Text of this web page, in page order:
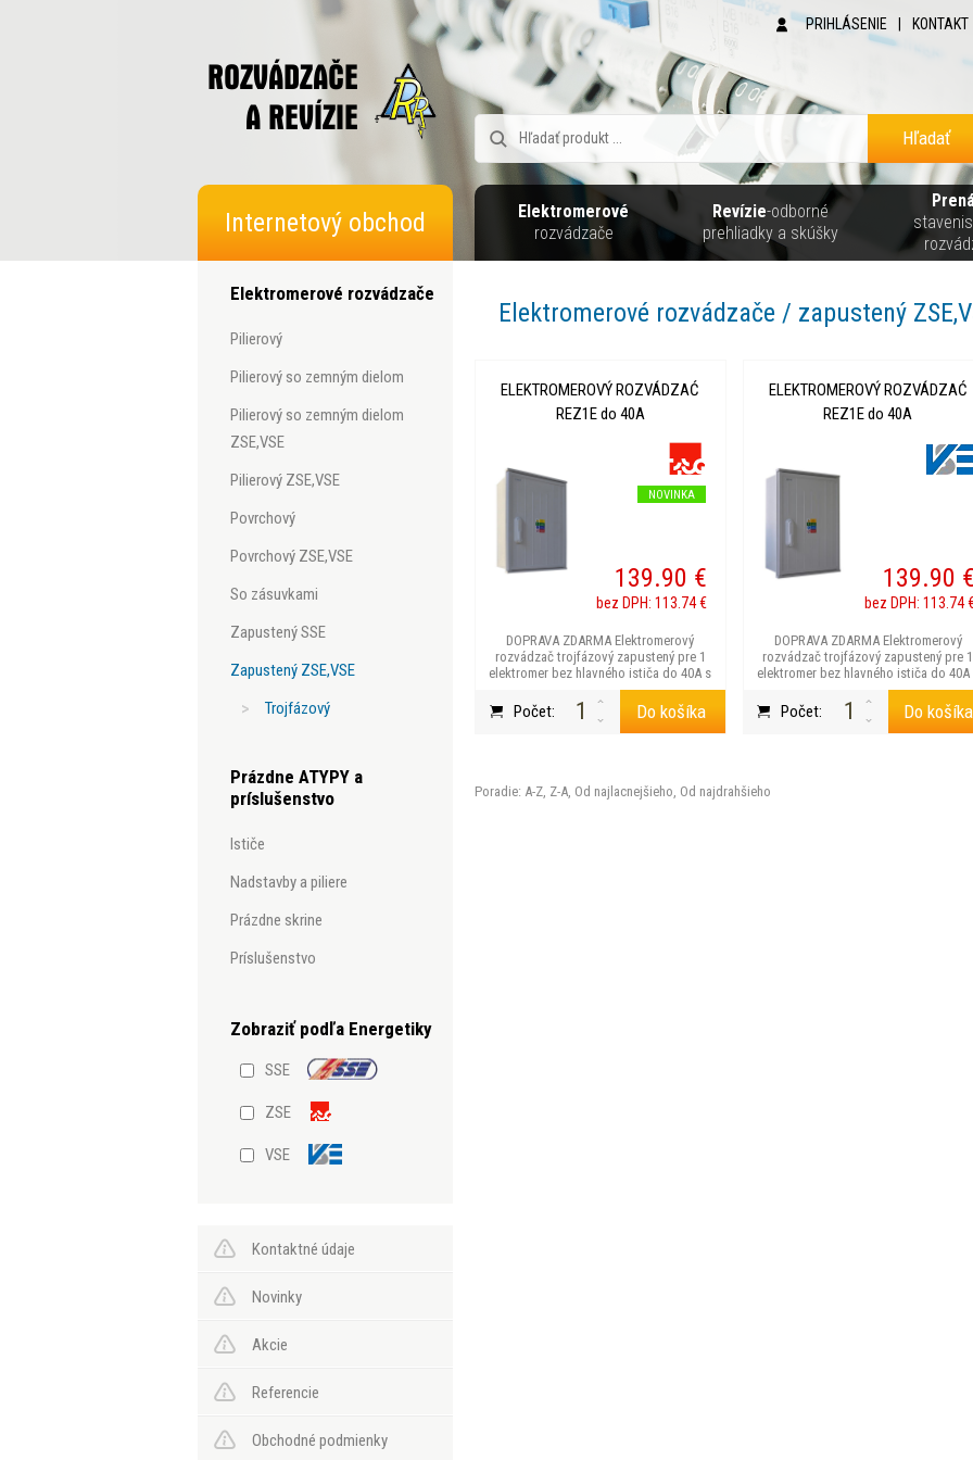
PRIHLÁSENIE KONTAKT
Hľadať
Internetový obchod
Elektromerové
rozvádzače
Revízie-odborné
prehliadky a skúšky
Elektromerové rozvádzače
pilierový
pilierový so zemným dielom
pilierový so zemným dielom
ZSE,VSE
pilierový ZSE,VSE
povrchový
povrchový ZSE,VSE
so zásuvkami
zapustený SSE
zapustený ZSE,VSE
trojfázový
Prázdne ATYPY a
príslušenstvo
ističe
nadstavby a piliere
prázdne skrine
príslušenstvo
SSE
ZSE
VSE
Kontaktné údaje
Novinky
Akcie
Referencie
Obchodné podmienky
Elektromerové rozvádzače / zapustený
NOVINKA
ELEKTROMEROVÝ ROZVÁDZAĆ
REZ1E do 40A
DOPRAVA ZDARMA Elektromerový
rozvádzač trojfázový zapustený pre 1
elektromer bez hlavného ističa do 40A s
možnosťou blok...
139.90 €
bez DPH: 113.74 €
Počet: Do košíka
ELEKTROMEROVÝ ROZVÁDZAĆ
REZ1E do 40A
DOPRAVA ZDARMA Elektromerový
rozvádzač trojfázový zapustený pre 1
elektromer bez hlavného ističa do 40A
možnosťou blok...
139.90 €
bez DPH: 113.74
Počet: Do košíka
Poradie: A-Z, Z-A, Od najlacnejšieho, Od najdrahšieho